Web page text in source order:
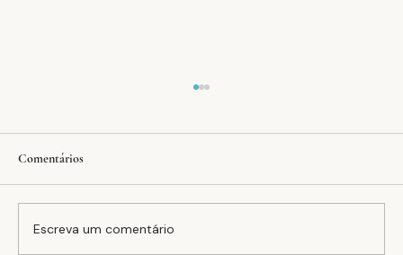
Comentários
Escreva um comentário